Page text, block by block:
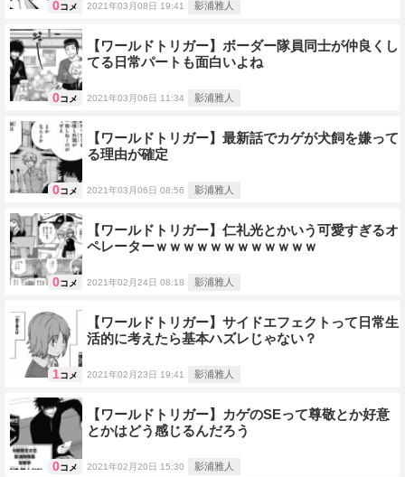
0コメ 2021年03月08日 19:41 影浦雅人
0コメ
【ワールドトリガー】ボーダー隊員同士が仲良くし
てる日常パートも面白いよね
2021年03月06日 11:34 影浦雅人
0コメ
【ワールドトリガー】最新話でカゲが犬飼を嫌って
る理由が確定
2021年03月06日 08:56 影浦雅人
0コメ
【ワールドトリガー】仁礼光とかいう可愛すぎるオ
ペレーターｗｗｗｗｗｗｗｗｗｗｗｗ
2021年02月24日 08:18 影浦雅人
1コメ
【ワールドトリガー】サイドエフェクトって日常生
活的に考えたら基本ハズレじゃない？
2021年02月23日 19:41 影浦雅人
0コメ
【ワールドトリガー】カゲのSEって尊敬とか好意
とかはどう感じるんだろう
2021年02月20日 15:30 影浦雅人